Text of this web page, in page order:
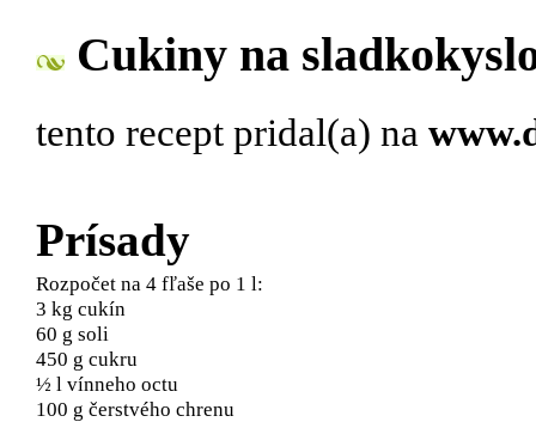
Cukiny na
tento recept pridal(a) na
Prísady
Rozpočet na 4 fľaše po 1 l:
3 kg cukín
60 g soli
450 g cukru
½ l vínneho octu
100 g čerstvého chrenu